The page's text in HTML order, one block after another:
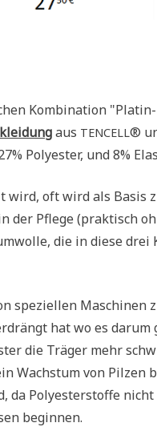
Kom­bi­na­ti­on
aus TENCELL®
Poly­ester, und 8%
wird, oft wird als
der Pfle­ge (prak­tisch
die in die­se
spe­zi­el­len Maschi­nen
hat wo es
die Trä­ger mehr
Wachs­tum von
Poly­ester­stof­fe
beginnen.